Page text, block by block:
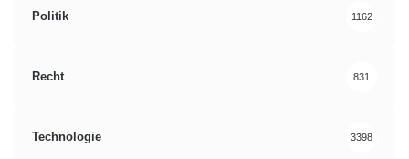
Politik 1162
Recht 831
Technologie 3398